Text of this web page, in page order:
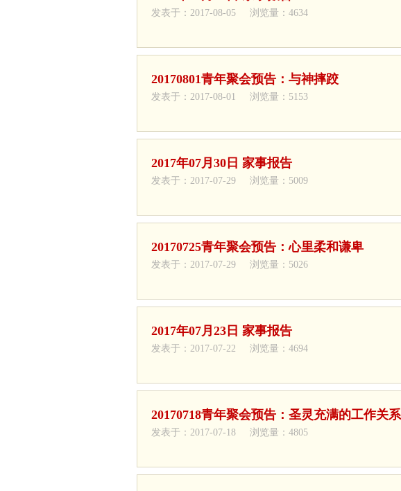
发表于：2017-08-05 浏览量：4634
20170801青年聚会预告：与神摔跤
发表于：2017-08-01 浏览量：5153
2017年07月30日 家事报告
发表于：2017-07-29 浏览量：5009
20170725青年聚会预告：心里柔和谦卑
发表于：2017-07-29 浏览量：5026
2017年07月23日 家事报告
发表于：2017-07-22 浏览量：4694
20170718青年聚会预告：圣灵充满的工作关系
发表于：2017-07-18 浏览量：4805